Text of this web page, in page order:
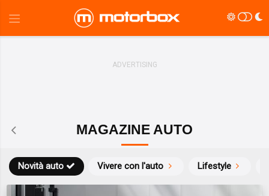
MAGAZINE AUTO
Novità auto Vivere con l'auto Lifestyle